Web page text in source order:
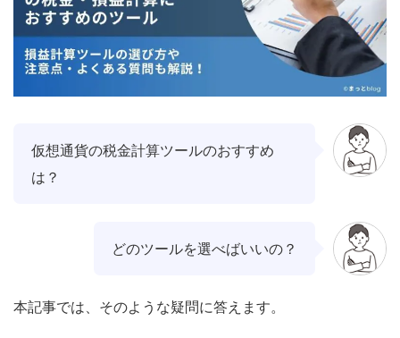
仮想通貨の税金計算ツールのおすすめ
は？
どのツールを選べばいいの？
本記事では、そのような疑問に答えます。